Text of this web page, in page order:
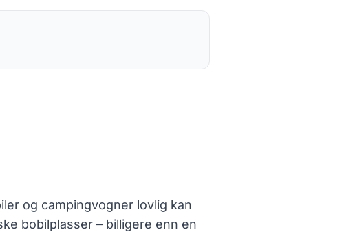
og campingvogner lovlig kan
bobilplasser – billigere enn en